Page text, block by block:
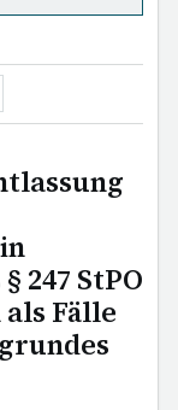
247 StPO
Fälle